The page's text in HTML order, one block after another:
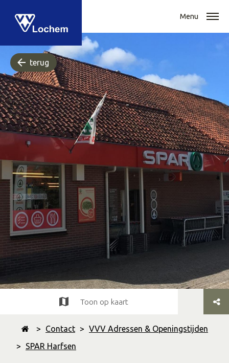
Menu
terug
> Contact > VVV Adressen & Openingstijden
>
SPAR Harfsen
Toon op kaart